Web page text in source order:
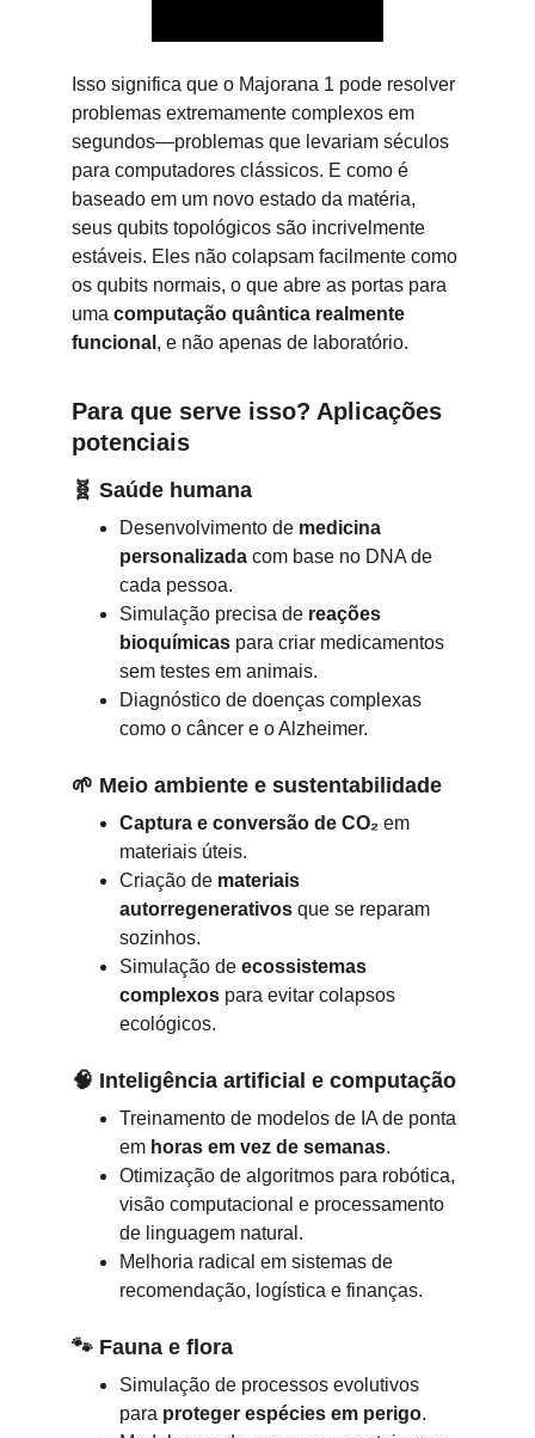
Isso significa que o Majorana 1 pode resolver
problemas extremamente complexos em
segundos—problemas que levariam séculos
para computadores clássicos. E como é
baseado em um novo estado da matéria,
seus qubits topológicos são incrivelmente
estáveis. Eles não colapsam facilmente como
os qubits normais, o que abre as portas para
uma computação quântica realmente
funcional , e não apenas de laboratório.
Para que serve isso? Aplicações
potenciais
🧬 Saúde humana
Desenvolvimento de medicina
personalizada com base no DNA de
cada pessoa.
Simulação precisa de reações
bioquímicas para criar medicamentos
sem testes em animais.
Diagnóstico de doenças complexas
como o câncer e o Alzheimer.
🌱 Meio ambiente e sustentabilidade
Captura e conversão de CO₂ em
materiais úteis.
Criação de materiais
autorregenerativos que se reparam
sozinhos.
Simulação de ecossistemas
complexos para evitar colapsos
ecológicos.
🧠 Inteligência artificial e computação
Treinamento de modelos de IA de ponta
em horas em vez de semanas.
Otimização de algoritmos para robótica,
visão computacional e processamento
de linguagem natural.
Melhoria radical em sistemas de
recomendação, logística e finanças.
🐾 Fauna e flora
Simulação de processos evolutivos
para proteger espécies em perigo.